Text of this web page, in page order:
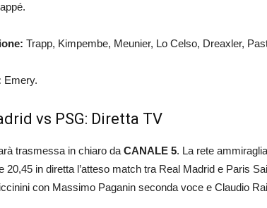
Trapp, Kimpembe, Meunier, Lo Celso, Dreaxler,
Emery.
vs PSG: Diretta TV
trasmessa in chiaro da CANALE 5. La rete ammiraglia
20,45 in diretta l’atteso match tra Real Madrid e Paris
con Massimo Paganin seconda voce e Claudio